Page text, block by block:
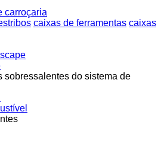
carroçaria
caixas de ferramentas caixas
sobressalentes do sistema de